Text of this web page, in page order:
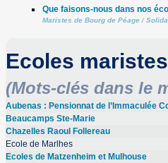
Que faisons-nous dans nos
Maristes de Bourg de Péage /
Ecoles
(Mots-clés dans le
Aubenas : Pensionnat de l’Immaculée
Beaucamps Ste-Marie
Chazelles Raoul Follereau
Ecole de Marlhes
Ecoles de Matzenheim et Mulhouse